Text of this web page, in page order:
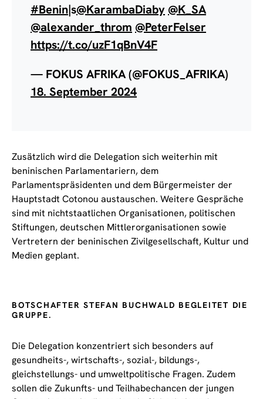
#Benin|s@KarambaDiaby @K_SA
@alexander_throm @PeterFelser
https://t.co/uzF1qBnV4F
— FOKUS AFRIKA (@FOKUS_AFRIKA)
18. September 2024
Zusätzlich wird die Delegation sich weiterhin mit
beninischen Parlamentariern, dem
Parlamentspräsidenten und dem Bürgermeister der
Hauptstadt Cotonou austauschen. Weitere Gespräche
sind mit nichtstaatlichen Organisationen, politischen
Stiftungen, deutschen Mittlerorganisationen sowie
Vertretern der beninischen Zivilgesellschaft, Kultur und
Medien geplant.
BOTSCHAFTER STEFAN BUCHWALD BEGLEITET DIE
GRUPPE.
Die Delegation konzentriert sich besonders auf
gesundheits-, wirtschafts-, sozial-, bildungs-,
gleichstellungs- und umweltpolitische Fragen. Zudem
sollen die Zukunfts- und Teilhabechancen der jungen